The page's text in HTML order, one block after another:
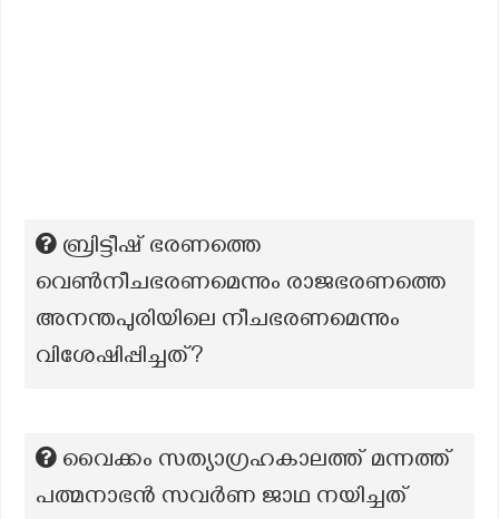
ബ്രിട്ടീഷ് ഭരണത്തെ
വെണ്‍നീചഭരണമെന്നും രാജഭരണത്തെ
അനന്തപുരിയിലെ നീചഭരണമെന്നും
വിശേഷിപ്പിച്ചത്?
വൈക്കം സത്യാഗ്രഹകാലത്ത് മന്നത്ത്
പത്മനാഭൻ സവർണ ജാഥ നയിച്ചത്